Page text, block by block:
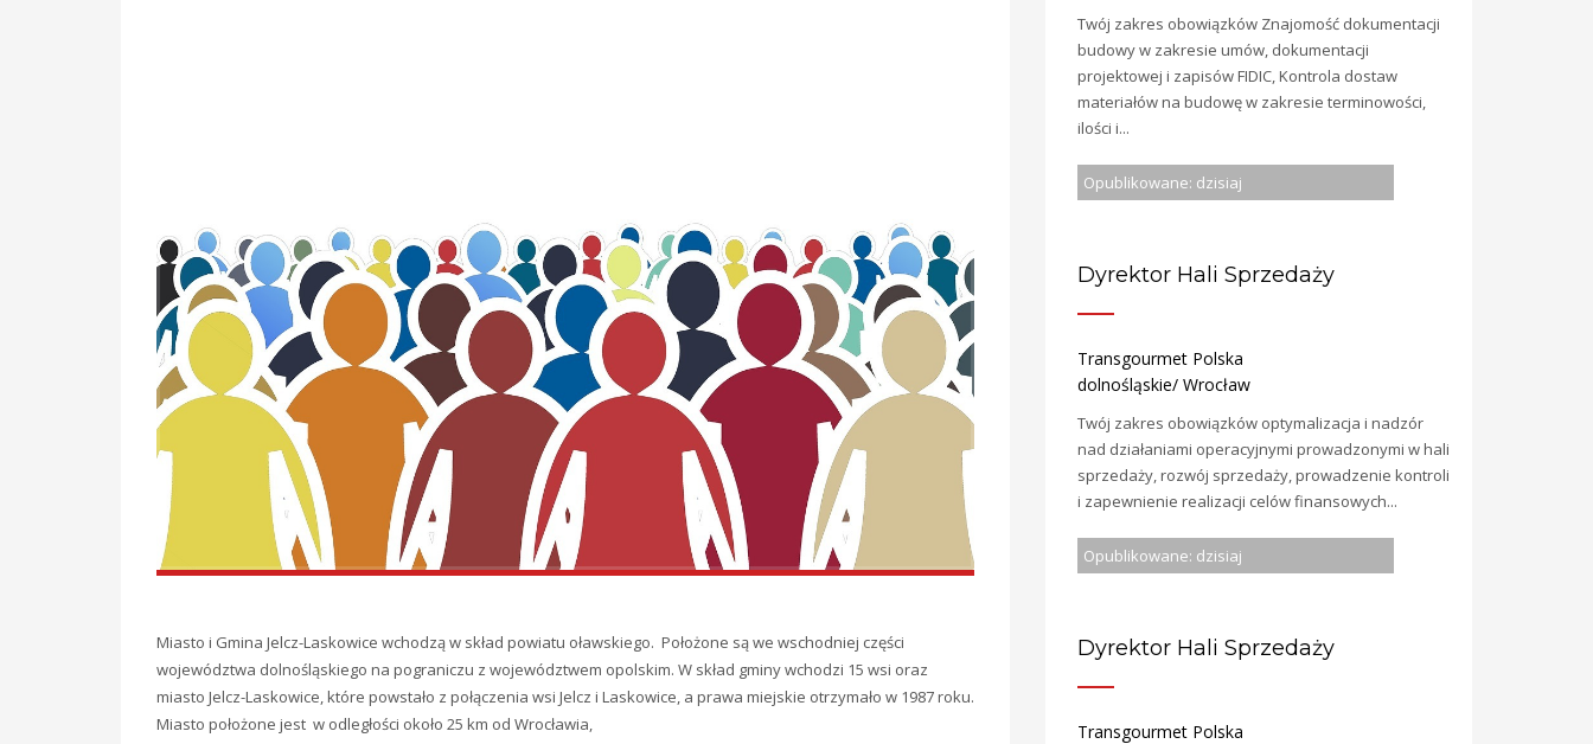
Miasto i Gmina Jelcz-Laskowice wchodzą w skład powiatu oławskiego. Położone są we wschodniej części
województwa dolnośląskiego na pograniczu z województwem opolskim. W skład gminy wchodzi 15 wsi oraz
miasto Jelcz-Laskowice, które powstało z połączenia wsi Jelcz i Laskowice, a prawa miejskie otrzymało w 1987 roku.
Miasto położone jest w odległości około 25 km od Wrocławia,
Twój zakres obowiązków Znajomość dokumentacji
budowy w zakresie umów, dokumentacji
projektowej i zapisów FIDIC, Kontrola dostaw
materiałów na budowę w zakresie terminowości,
ilości i...
Opublikowane: dzisiaj
Dyrektor Hali Sprzedaży
Transgourmet Polska
dolnośląskie/ Wrocław
Twój zakres obowiązków optymalizacja i nadzór
nad działaniami operacyjnymi prowadzonymi w hali
sprzedaży, rozwój sprzedaży, prowadzenie kontroli
i zapewnienie realizacji celów finansowych...
Opublikowane: dzisiaj
Dyrektor Hali Sprzedaży
Transgourmet Polska